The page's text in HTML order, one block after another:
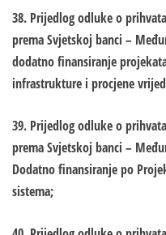
38. Prijedlog odluke o
prema Svjetskoj banci –
dodatno finansiranje
infrastrukture i procjene
39. Prijedlog odluke o
prema Svjetskoj banci –
Dodatno finansiranje po
sistema;